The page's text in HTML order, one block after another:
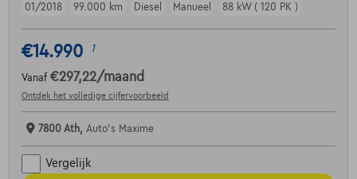
01/2018
99.000 km Diesel Manueel 88 kW ( 120 PK )
€14.990 1
Vanaf €297,22/maand
Ontdek het volledige cijfervoorbeeld
7800 Ath, Auto's Maxime
Vergelijk